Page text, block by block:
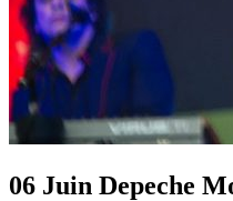
06 Juin Depeche